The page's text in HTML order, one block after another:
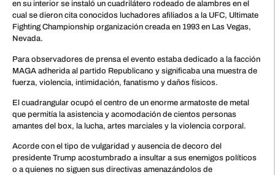
en su interior se instaló un cuadrilátero rodeado de alambres en el
cual se dieron cita conocidos luchadores afiliados a la UFC, Ultimate
Fighting Championship organización creada en 1993 en Las Vegas,
Nevada.
Para observadores de prensa el evento estaba dedicado a la facción
MAGA adherida al partido Republicano y significaba una muestra de
fuerza, violencia, intimidación, fanatismo y daños físicos.
El cuadrangular ocupó el centro de un enorme armatoste de metal
que permitía la asistencia y acomodación de cientos personas
amantes del box, la lucha, artes marciales y la violencia corporal.
Acorde con el tipo de vulgaridad y ausencia de decoro del
presidente Trump acostumbrado a insultar a sus enemigos políticos
o a quienes no siguen sus directivas amenazándolos de